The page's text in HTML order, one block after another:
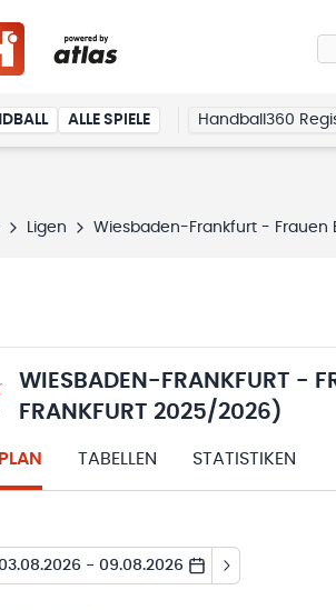
ALLE SPIELE Handball360
Ligen Wiesbaden-Frankfurt - Frauen
WIESBADEN-FRANKFURT -
FRANKFURT 2025/2026)
TABELLEN STATISTIKEN
- 09.08.2026